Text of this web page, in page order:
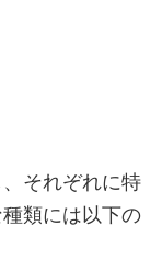
それぞれに特
類には以下の